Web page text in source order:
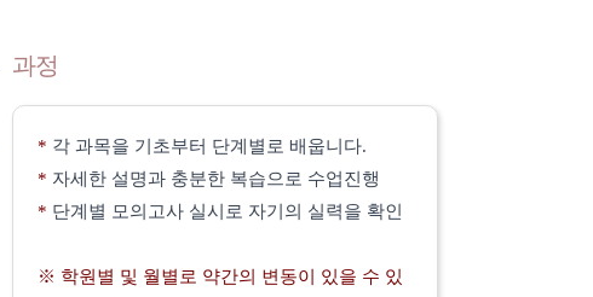
과정
* 각 과목을 기초부터 단계별로 배웁니다.
* 자세한 설명과 충분한 복습으로 수업진행
* 단계별 모의고사 실시로 자기의 실력을 확인
※ 학원별 및 월별로 약간의 변동이 있을 수 있